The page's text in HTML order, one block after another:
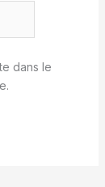
dans le